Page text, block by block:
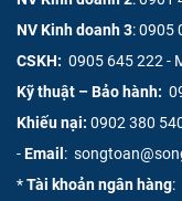
Ứng dụng đa năng
Máy phun bột trét được
NV Kinh doanh 3:0905
CSKH: 0905 645 222 -
Kỹ thuật – Bảo hành:
Khiếu nại: 0902 380
-Email :
*Tài khoản ngân hàng: